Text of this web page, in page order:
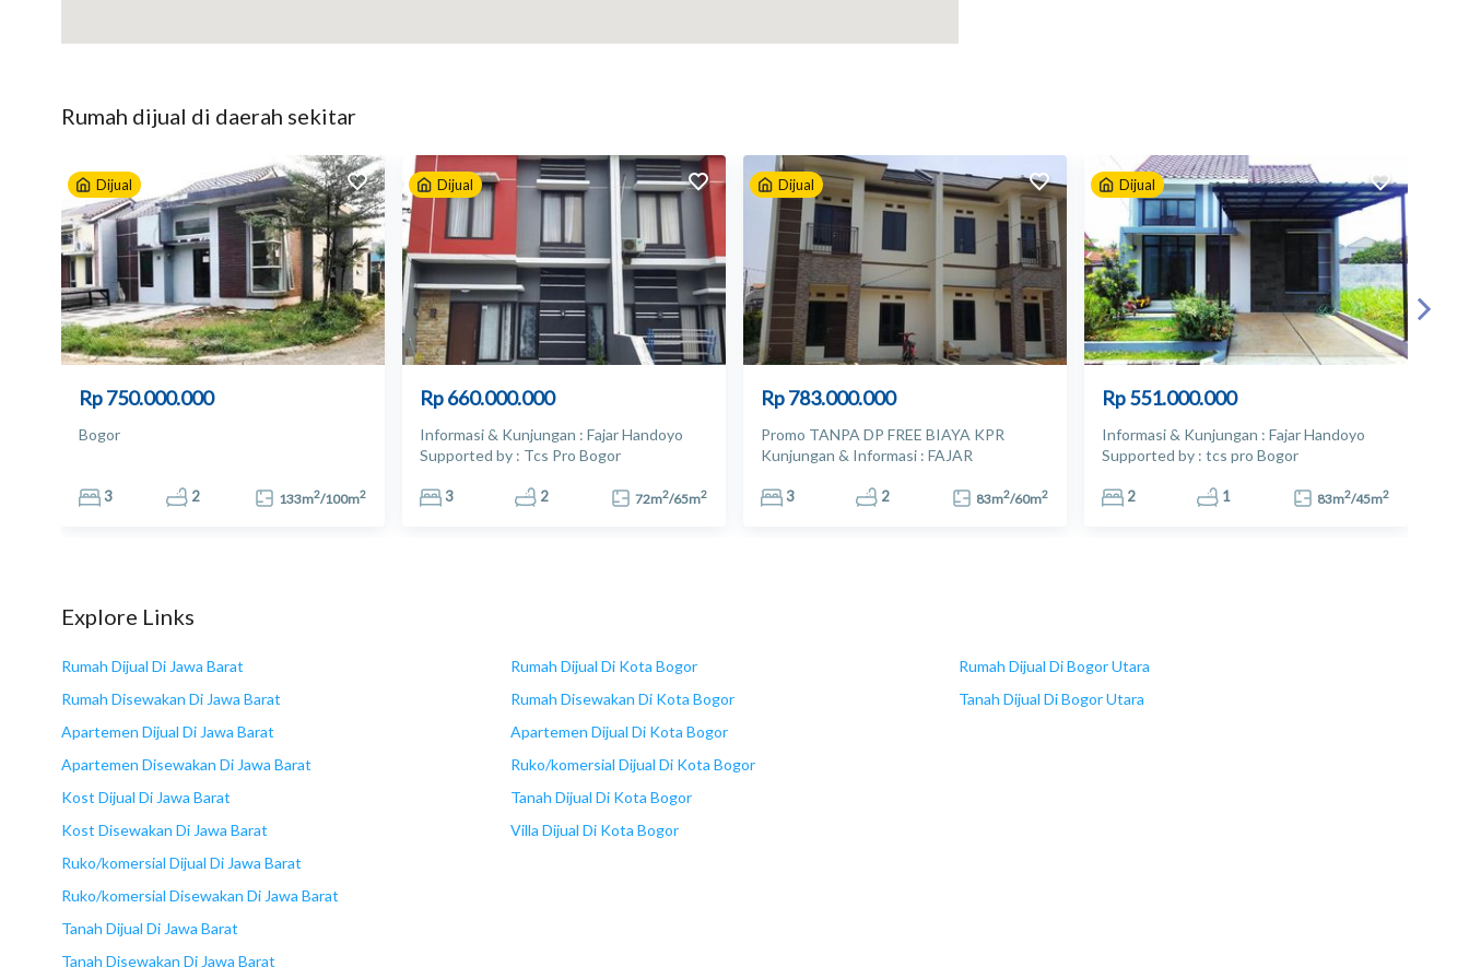
Rumah dijual di daerah sekitar
Dijual
Rp 750.000.000
Bogor
3 2 133m2/100m2
Dijual
Rp 660.000.000
Informasi & Kunjungan : Fajar Handoyo
Supported by : Tcs Pro Bogor
3 2 72m2/65m2
Dijual
Rp 783.000.000
Promo TANPA DP FREE BIAYA KPR
Kunjungan & Informasi : FAJAR
Bogor
3 2 83m2/60m2
Dijual
Rp 551.000.000
Informasi & Kunjungan : Fajar Handoyo
Supported by : tcs pro Bogor
2 1 83m2/45m2
Explore Links
Rumah Dijual Di Jawa Barat
Rumah Disewakan Di Jawa Barat
Apartemen Dijual Di Jawa Barat
Apartemen Disewakan Di Jawa Barat
Kost Dijual Di Jawa Barat
Kost Disewakan Di Jawa Barat
Ruko/komersial Dijual Di Jawa Barat
Ruko/komersial Disewakan Di Jawa Barat
Tanah Dijual Di Jawa Barat
Tanah Disewakan Di Jawa Barat
Rumah Dijual Di Kota Bogor
Rumah Disewakan Di Kota Bogor
Apartemen Dijual Di Kota Bogor
Ruko/komersial Dijual Di Kota Bogor
Tanah Dijual Di Kota Bogor
Villa Dijual Di Kota Bogor
Rumah Dijual Di Bogor Utara
Tanah Dijual Di Bogor Utara